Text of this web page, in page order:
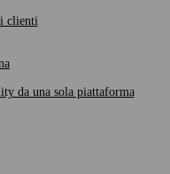
clienti
da una sola piattaforma